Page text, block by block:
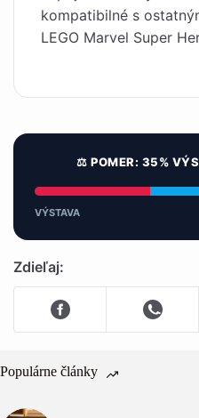
kompatibilné s
LEGO Marvel Super
⚖️ POMER: 35%
VÝSTAVA
Zdieľaj:
Populárne články